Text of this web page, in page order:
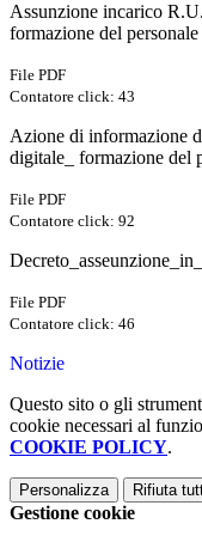
Assunzione incarico
formazione del
File PDF
Contatore click: 43
Azione di informazione
digitale_ formazione del
File PDF
Contatore click: 92
File PDF
Contatore click: 46
Notizie
Questo sito o gli
cookie necessari al
COOKIE POLICY.
Personalizza Rifiuta
Gestione cookie